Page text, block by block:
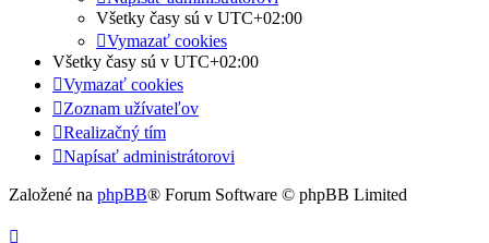
Všetky časy sú v UTC+02:00
Vymazať cookies
Všetky časy sú v UTC+02:00
Vymazať cookies
Zoznam užívateľov
Realizačný tím
Napísať administrátorovi
Založené na phpBB® Forum Software © phpBB Limited